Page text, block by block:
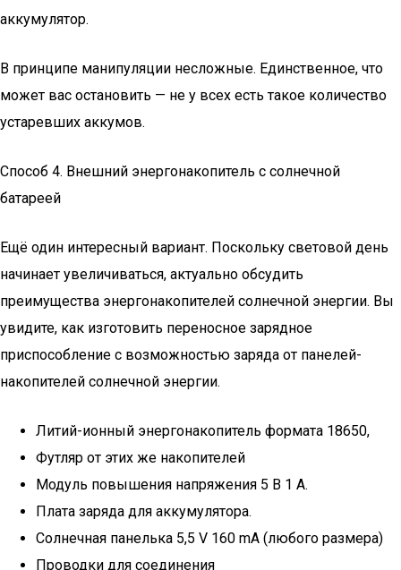
аккумулятор.
В принципе манипуляции несложные. Единственное, что
может вас остановить — не у всех есть такое количество
устаревших аккумов.
Способ 4. Внешний энергонакопитель с солнечной
батареей
Ещё один интересный вариант. Поскольку световой день
начинает увеличиваться, актуально обсудить
преимущества энергонакопителей солнечной энергии. Вы
увидите, как изготовить переносное зарядное
приспособление с возможностью заряда от панелей-
накопителей солнечной энергии.
Литий-ионный энергонакопитель формата 18650,
Футляр от этих же накопителей
Модуль повышения напряжения 5 В 1 А.
Плата заряда для аккумулятора.
Солнечная панелька 5,5 V 160 mA (любого размера)
Проводки для соединения